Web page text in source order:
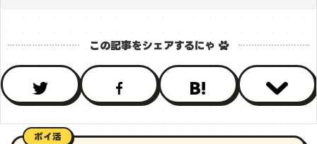
ポイ活